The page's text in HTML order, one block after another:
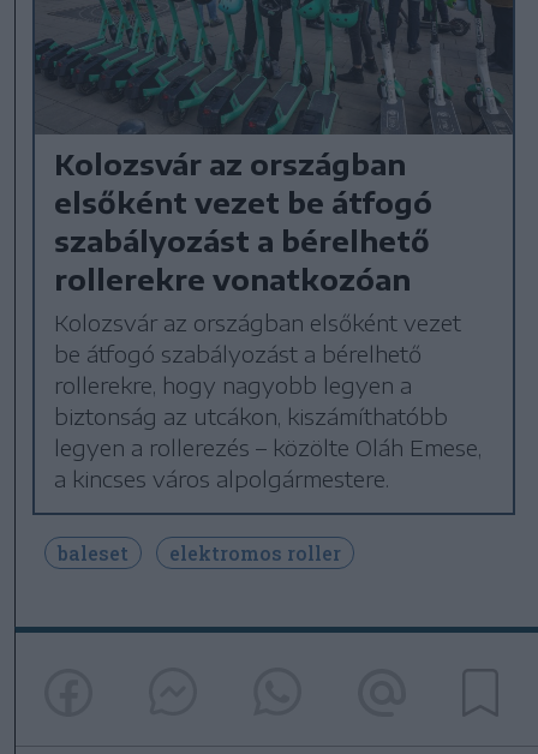
Kolozsvár az országban
elsőként vezet be átfogó
szabályozást a bérelhető
rollerekre vonatkozóan
Kolozsvár az országban elsőként vezet
be átfogó szabályozást a bérelhető
rollerekre, hogy nagyobb legyen a
biztonság az utcákon, kiszámíthatóbb
legyen a rollerezés – közölte Oláh Emese,
a kincses város alpolgármestere.
baleset elektromos roller